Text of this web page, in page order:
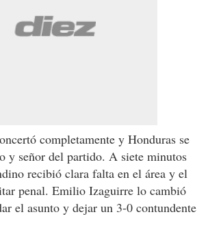
completamente y Honduras se
y señor del partido. A siete minutos
recibió clara falta en el área y el
penal. Emilio Izaguirre lo cambió
el asunto y dejar un 3-0 contundente